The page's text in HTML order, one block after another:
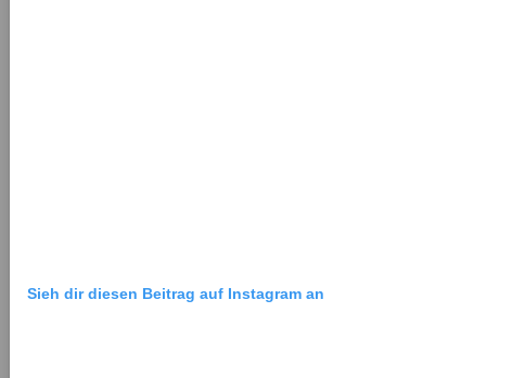
Sieh dir diesen Beitrag auf Instagram an